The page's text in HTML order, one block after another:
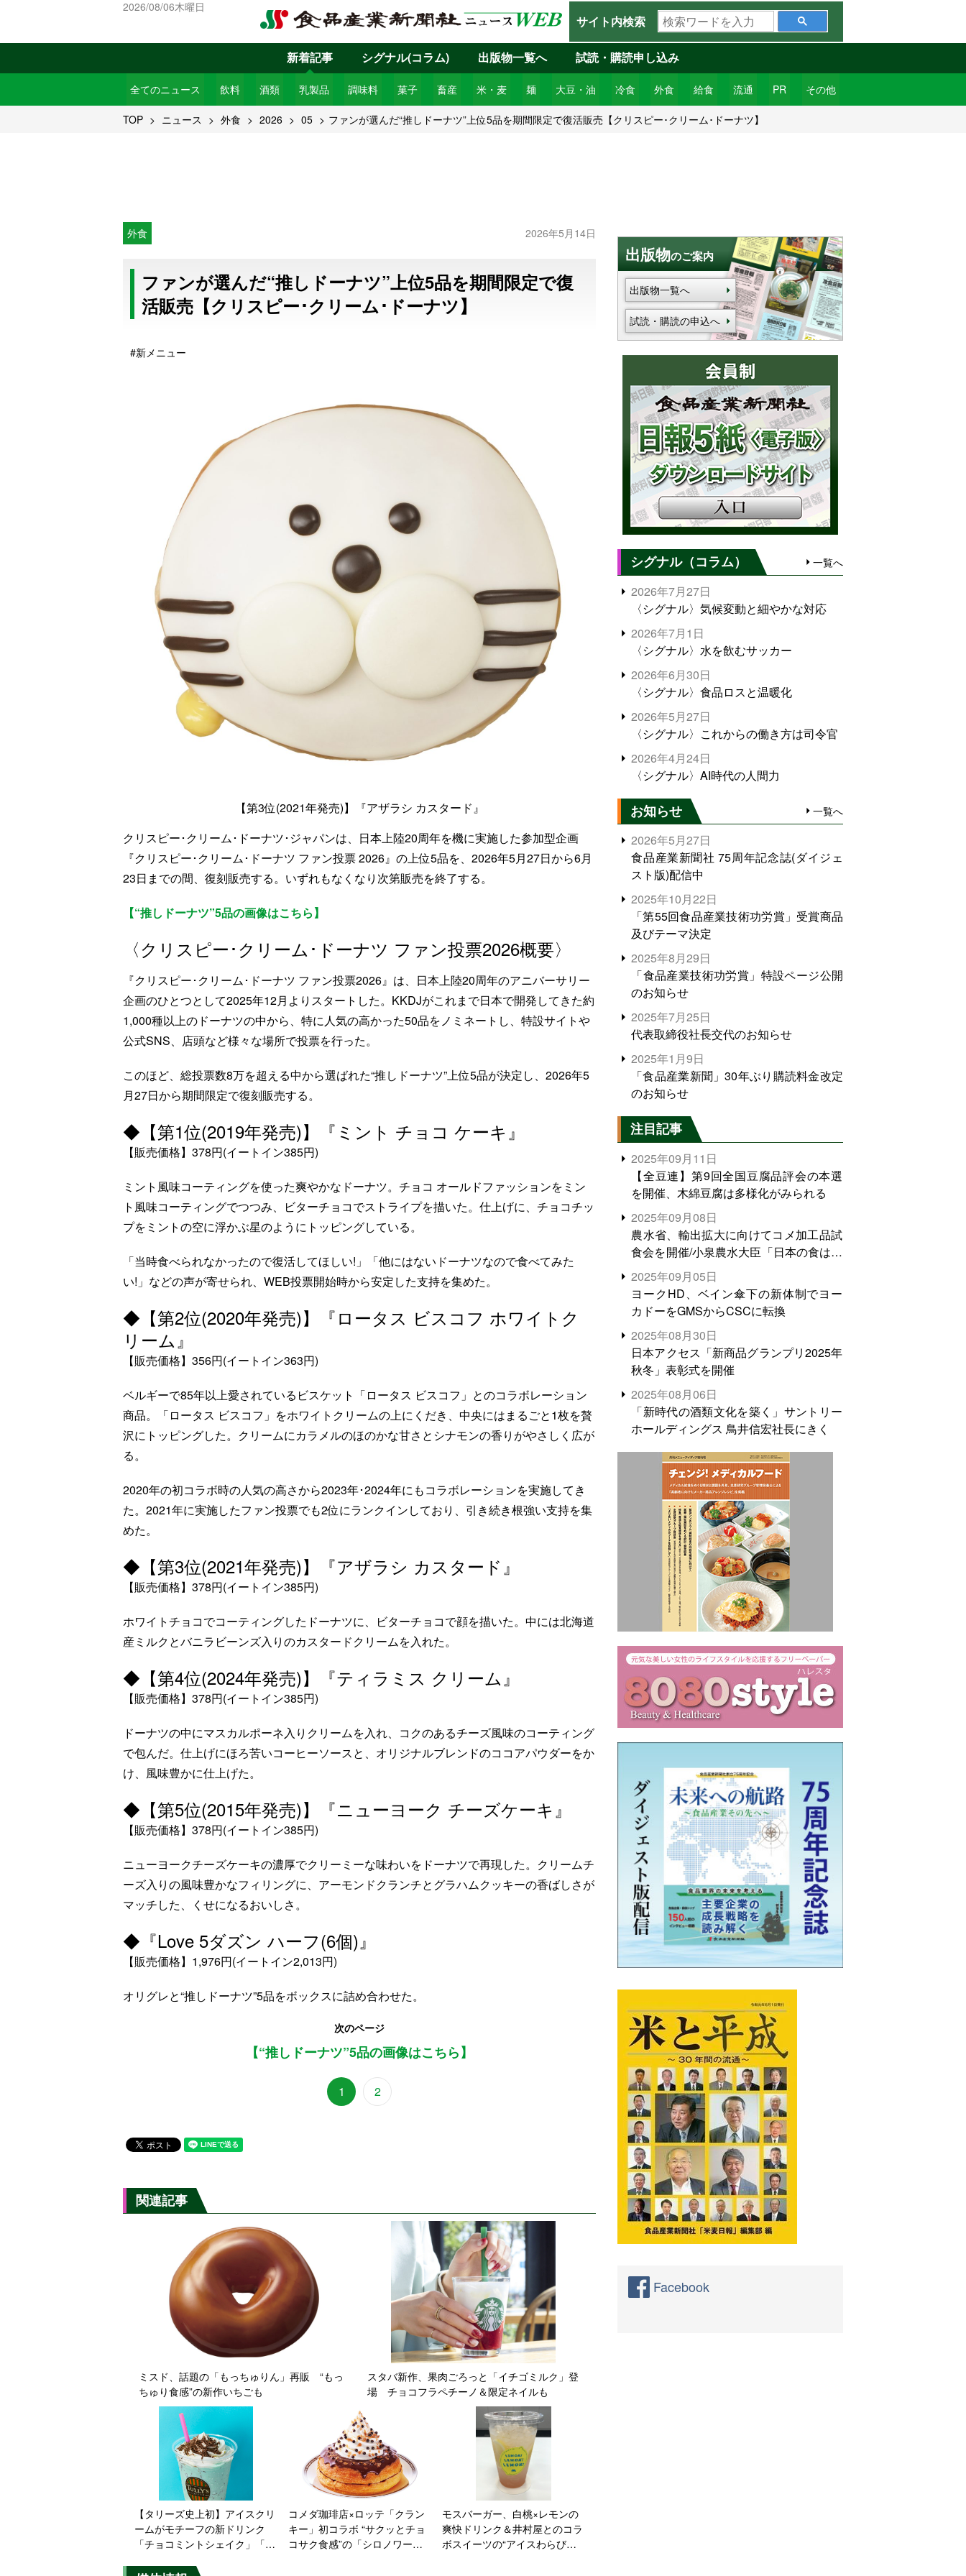
2026/08/06木曜日
サイト内検索
検
索
ワ
ー
ド
を
入
新着記事
全てのニュース 飲料 酒類 乳製品 調味料 菓子 畜産 米・麦 麺 大豆・油 冷食 外食 給食 流通 PR その他
シグナル(コラム) 出版物一覧へ 試読・購読申し込み
TOP ニュース 外食 2026 05 ファンが選んだ“推しドーナツ”上位5品を期間限定で復活販売【クリスピー･クリーム･ドーナツ】
外食 2026年5月14日
ファンが選んだ“推しドーナツ”上位5品を期間限定で復
活販売【クリスピー･クリーム･ドーナツ】
#新メニュー
【第3位(2021年発売)】『アザラシ カスタード』
クリスピー･クリーム･ドーナツ･ジャパンは、日本上陸20周年を機に実施した参加型企画
『クリスピー･クリーム･ドーナツ ファン投票 2026』の上位5品を、2026年5月27日から6月
23日までの間、復刻販売する。いずれもなくなり次第販売を終了する。
【“推しドーナツ”5品の画像はこちら】
〈クリスピー･クリーム･ドーナツ ファン投票2026概要〉
『クリスピー･クリーム･ドーナツ ファン投票2026』は、日本上陸20周年のアニバーサリー
企画のひとつとして2025年12月よりスタートした。KKDJがこれまで日本で開発してきた約
1,000種以上のドーナツの中から、特に人気の高かった50品をノミネートし、特設サイトや
公式SNS、店頭など様々な場所で投票を行った。
このほど、総投票数8万を超える中から選ばれた“推しドーナツ”上位5品が決定し、2026年5
月27日から期間限定で復刻販売する。
◆【第1位(2019年発売)】『ミント チョコ ケーキ』
【販売価格】378円(イートイン385円)
ミント風味コーティングを使った爽やかなドーナツ。チョコ オールドファッションをミン
ト風味コーティングでつつみ、ビターチョコでストライプを描いた。仕上げに、チョコチッ
プをミントの空に浮かぶ星のようにトッピングしている。
「当時食べられなかったので復活してほしい!」「他にはないドーナツなので食べてみた
い!」などの声が寄せられ、WEB投票開始時から安定した支持を集めた。
◆【第2位(2020年発売)】『ロータス ビスコフ ホワイトク
リーム』
【販売価格】356円(イートイン363円)
ベルギーで85年以上愛されているビスケット「ロータス ビスコフ」とのコラボレーション
商品。「ロータス ビスコフ」をホワイトクリームの上にくだき、中央にはまるごと1枚を贅
沢にトッピングした。クリームにカラメルのほのかな甘さとシナモンの香りがやさしく広が
る。
2020年の初コラボ時の人気の高さから2023年･2024年にもコラボレーションを実施してき
た。2021年に実施したファン投票でも2位にランクインしており、引き続き根強い支持を集
めた。
◆【第3位(2021年発売)】『アザラシ カスタード』
【販売価格】378円(イートイン385円)
ホワイトチョコでコーティングしたドーナツに、ビターチョコで顔を描いた。中には北海道
産ミルクとバニラビーンズ入りのカスタードクリームを入れた。
◆【第4位(2024年発売)】『ティラミス クリーム』
【販売価格】378円(イートイン385円)
ドーナツの中にマスカルポーネ入りクリームを入れ、コクのあるチーズ風味のコーティング
で包んだ。仕上げにほろ苦いコーヒーソースと、オリジナルブレンドのココアパウダーをか
け、風味豊かに仕上げた。
◆【第5位(2015年発売)】『ニューヨーク チーズケーキ』
【販売価格】378円(イートイン385円)
ニューヨークチーズケーキの濃厚でクリーミーな味わいをドーナツで再現した。クリームチ
ーズ入りの風味豊かなフィリングに、アーモンドクランチとグラハムクッキーの香ばしさが
マッチした、くせになるおいしさ。
◆『Love 5ダズン ハーフ(6個)』
【販売価格】1,976円(イートイン2,013円)
オリグレと“推しドーナツ”5品をボックスに詰め合わせた。
次のページ
【“推しドーナツ”5品の画像はこちら】
1 2
関連記事
ミスド、話題の「もっちゅりん」再販 “もっ
ちゅり食感”の新作いちごも
スタバ新作、果肉ごろっと「イチゴミルク」登
場 チョコフラペチーノ＆限定ネイルも
【タリーズ史上初】アイスクリ
ームがモチーフの新ドリンク
「チョコミントシェイク」「ク
コメダ珈琲店×ロッテ「クラン
キー」初コラボ “サクッとチョ
コサク食感”の「シロノワール
モスバーガー、白桃×レモンの
爽快ドリンク＆井村屋とのコラ
ボスイーツの“アイスわらび
出版物のご案内
出版物一覧へ
試読・購読の申込へ
シグナル（コラム） 一覧へ
2026年7月27日
〈シグナル〉気候変動と細やかな対応
2026年7月1日
〈シグナル〉水を飲むサッカー
2026年6月30日
〈シグナル〉食品ロスと温暖化
2026年5月27日
〈シグナル〉これからの働き方は司令官
2026年4月24日
〈シグナル〉AI時代の人間力
お知らせ 一覧へ
2026年5月27日
食品産業新聞社 75周年記念誌(ダイジェ
スト版)配信中
2025年10月22日
「第55回食品産業技術功労賞」受賞商品
及びテーマ決定
2025年8月29日
「食品産業技術功労賞」特設ページ公開
のお知らせ
2025年7月25日
代表取締役社長交代のお知らせ
2025年1月9日
「食品産業新聞」30年ぶり購読料金改定
のお知らせ
注目記事
2025年09月11日
【全豆連】第9回全国豆腐品評会の本選
を開催、木綿豆腐は多様化がみられる
2025年09月08日
農水省、輸出拡大に向けてコメ加工品試
食会を開催/小泉農水大臣「日本の食は世
界でトップをとれる。米増産に向けて、
米輸出需要の拡大を」
2025年09月05日
ヨークHD、ベイン傘下の新体制でヨー
カドーをGMSからCSCに転換
2025年08月30日
日本アクセス「新商品グランプリ2025年
秋冬」表彰式を開催
2025年08月06日
「新時代の酒類文化を築く」サントリー
ホールディングス 鳥井信宏社長にきく
Facebook